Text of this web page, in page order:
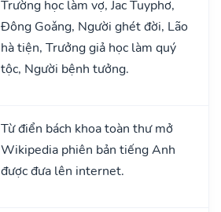
Trường học làm vợ, Jac Tuyphơ,
Đông Goǎng, Người ghét đời, Lão
hà tiện, Trưởng giả học làm quý
tộc, Người bệnh tưởng.
Từ điển bách khoa toàn thư mở
Wikipedia phiên bản tiếng Anh
được đưa lên internet.